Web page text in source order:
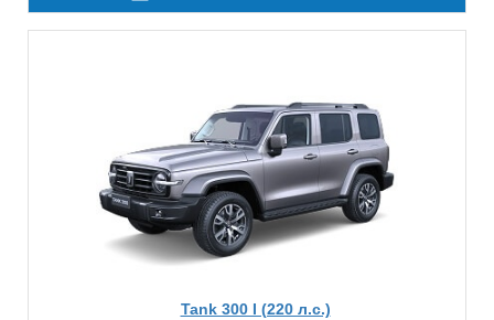
Tank 300 I (220 л.с.)